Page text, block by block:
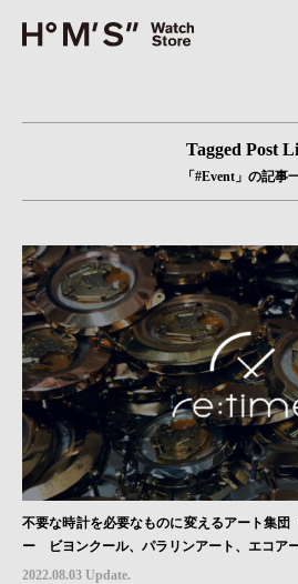
Tagged Post
「#Event」の記事
不要な時計を必要なものに変えるアート集団
ー ビヨンクール、パラリンアート、エコア
ジェクト
2022.08.03 Update.